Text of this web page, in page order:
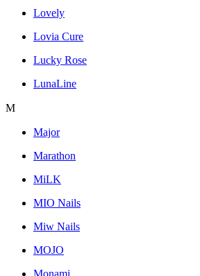
Lovely
Lovia Cure
Lucky Rose
LunaLine
M
Major
Marathon
MiLK
MIO Nails
Miw Nails
MOJO
Monami